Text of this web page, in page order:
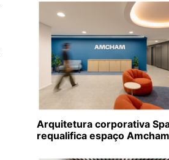
Arquitetura corporativa
requalifica espaço Amcham